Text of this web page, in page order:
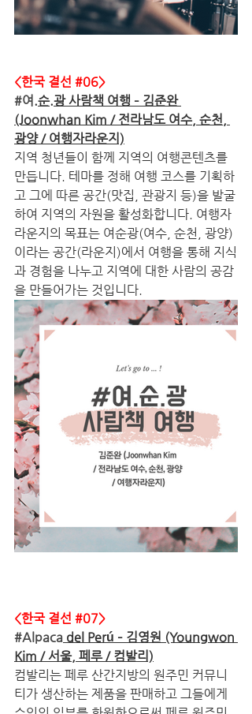
<한국 결선 #06>
#여 .순.광 사람책 여행 – 김준완
(Joonwhan Kim / 전라남도 여수, 순천,
광양 / 여행자라운지)
지역 청년들이 함께 지역의 여행콘텐츠를
만듭니다. 테마를 정해 여행 코스를 기획하
고 그에 따른 공간(맛집, 관광지 등)을 발굴
하여 지역의 자원을 활성화합니다. 여행자
라운지의 목표는 여순광(여수, 순천, 광양)
이라는 공간(라운지)에서 여행을 통해 지식
과 경험을 나누고 지역에 대한 사람의 공감
을 만들어가는 것입니다.
<한국 결선 #07>
#Alpaca del Perú – 김영원 (Youngwon
Kim / 서울, 페루 / 컴발리)
컴발리는 페루 산간지방의 원주민 커뮤니
티가 생산하는 제품을 판매하고 그들에게